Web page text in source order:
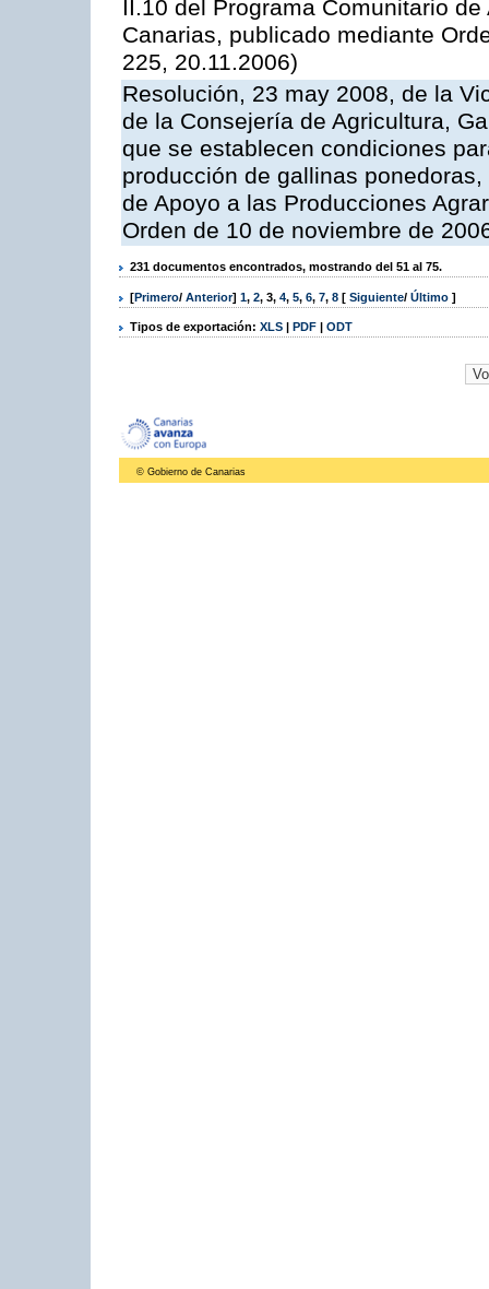
II.10 del Programa Comunitario
Canarias, publicado mediante
225, 20.11.2006)
Resolución, 23 may 2008, de la
de la Consejería de Agricultura,
que se establecen condiciones
producción de gallinas
de Apoyo a las Producciones
Orden de 10 de noviembre de
231 documentos encontrados, mostrando del 51 al 75.
[Primero/ Anterior] 1, 2, 3, 4, 5, 6, 7, 8 [ Siguiente/ Último ]
Tipos de exportación: XLS | PDF | ODT
© Gobierno de Canarias